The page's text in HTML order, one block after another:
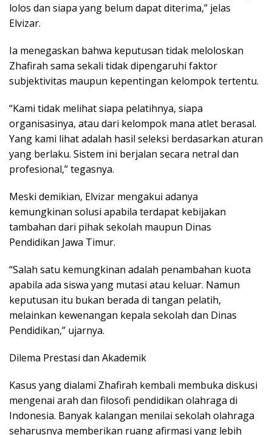
lolos dan siapa yang belum dapat diterima,” jelas
Elvizar.
Ia menegaskan bahwa keputusan tidak meloloskan
Zhafirah sama sekali tidak dipengaruhi faktor
subjektivitas maupun kepentingan kelompok tertentu.
“Kami tidak melihat siapa pelatihnya, siapa
organisasinya, atau dari kelompok mana atlet berasal.
Yang kami lihat adalah hasil seleksi berdasarkan aturan
yang berlaku. Sistem ini berjalan secara netral dan
profesional,” tegasnya.
Meski demikian, Elvizar mengakui adanya
kemungkinan solusi apabila terdapat kebijakan
tambahan dari pihak sekolah maupun Dinas
Pendidikan Jawa Timur.
“Salah satu kemungkinan adalah penambahan kuota
apabila ada siswa yang mutasi atau keluar. Namun
keputusan itu bukan berada di tangan pelatih,
melainkan kewenangan kepala sekolah dan Dinas
Pendidikan,” ujarnya.
Dilema Prestasi dan Akademik
Kasus yang dialami Zhafirah kembali membuka diskusi
mengenai arah dan filosofi pendidikan olahraga di
Indonesia. Banyak kalangan menilai sekolah olahraga
seharusnya memberikan ruang afirmasi yang lebih